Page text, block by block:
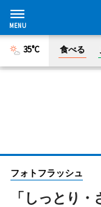
35°C 食べる
フォトフラッシュ
「しっとり